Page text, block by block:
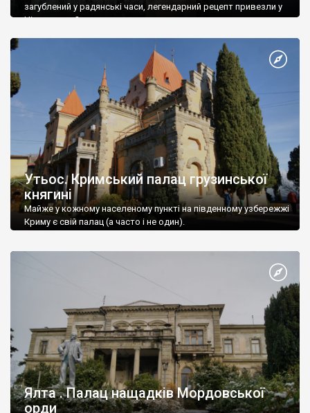
загублений у радянські часи, легендарний рецепт привезли у
Ніжин греки?
Утьос. Кримський палац грузинської
княгині
Майже у кожному населеному пункті на південному узбережжі
Криму є свій палац (а часто і не один).
Ялта . Палац нащадків Мордовської
орди